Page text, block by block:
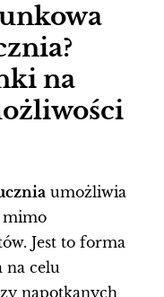
na
umożliwia
mimo
Jest to forma
na celu
napotkanych